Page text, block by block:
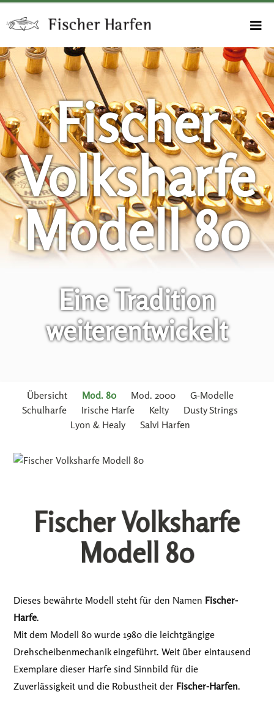
Fischer
Volksharfe
Modell 80
Eine Tradition
weiterentwickelt
Übersicht Mod. 80 Mod. 2000
G-Modelle
Schulharfe
Irische Harfe Kelty
Dusty Strings
Lyon & Healy
Salvi Harfen
Fischer Volksharfe
Modell 80
Dieses bewährte Modell steht für den Namen Fischer-
Harfe.
Mit dem Modell 80 wurde 1980 die leichtgängige
Drehscheibenmechanik eingeführt. Weit über eintausend
Exemplare dieser Harfe sind Sinnbild für die
Zuverlässigkeit und die Robustheit der Fischer-Harfen.